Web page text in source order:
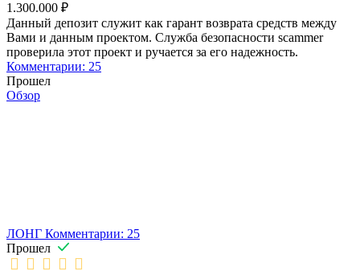
1.300.000 ₽
Данный депозит служит как гарант возврата средств между
Вами и данным проектом. Служба безопасности scammer
проверила этот проект и ручается за его надежность.
Комментарии: 25
Прошел
Обзор
ЛОНГ Комментарии: 25
Прошел